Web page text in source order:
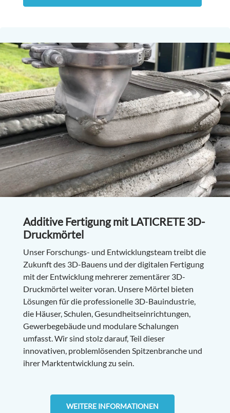
Additive Fertigung mit LATICRETE 3D-
Druckmörtel
Unser Forschungs- und Entwicklungsteam treibt die
Zukunft des 3D-Bauens und der digitalen Fertigung
mit der Entwicklung mehrerer zementärer 3D-
Druckmörtel weiter voran. Unsere Mörtel bieten
Lösungen für die professionelle 3D-Bauindustrie,
die Häuser, Schulen, Gesundheitseinrichtungen,
Gewerbegebäude und modulare Schalungen
umfasst. Wir sind stolz darauf, Teil dieser
innovativen, problemlösenden Spitzenbranche und
ihrer Marktentwicklung zu sein.
WEITERE INFORMATIONEN